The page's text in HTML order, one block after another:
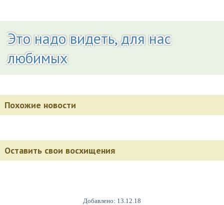
Добавлено: 13.12.18
Это надо видеть, для нас
любимых
Похожие новости
Оставить свои восхищения